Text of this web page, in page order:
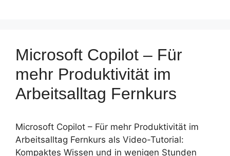
Microsoft Copilot – Für
mehr Produktivität im
Arbeitsalltag Fernkurs
Microsoft Copilot – Für mehr Produktivität im
Arbeitsalltag Fernkurs als Video-Tutorial:
Kompaktes Wissen und in wenigen Stunden